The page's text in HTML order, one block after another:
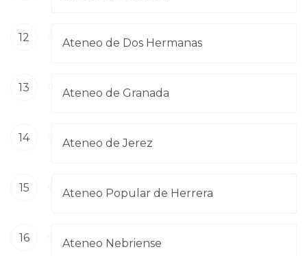
12 Ateneo de Dos Hermanas
13 Ateneo de Granada
14 Ateneo de Jerez
15 Ateneo Popular de Herrera
16 Ateneo Nebriense